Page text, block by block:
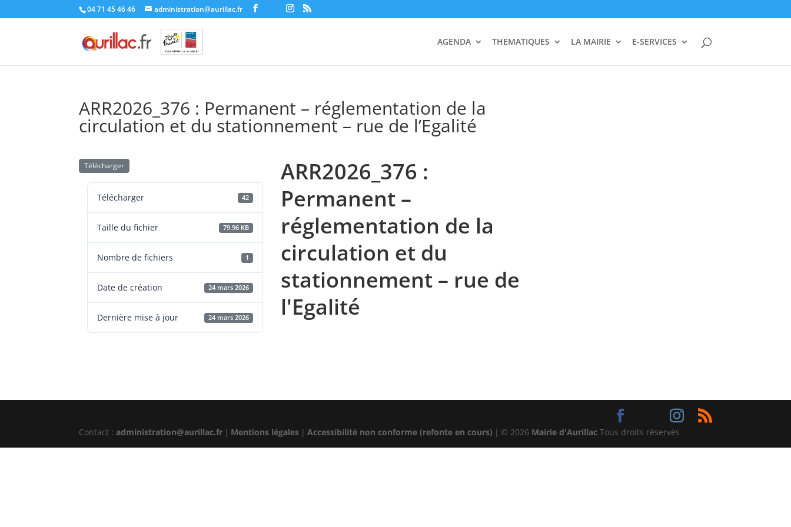
04 71 45 46 46 administration@aurillac.fr
AGENDA THEMATIQUES LA MAIRIE E-SERVICES
ARR2026_376 : Permanent – réglementation de la
circulation et du stationnement – rue de l’Egalité
Télécharger
Télécharger 42
Taille du fichier 79.96 KB
Nombre de fichiers 1
Date de création 24 mars 2026
Dernière mise à jour 24 mars 2026
ARR2026_376 :
Permanent –
réglementation de la
circulation et du
stationnement – rue de
l'Egalité
Contact :administration@aurillac.fr | Mentions légales | Accessibilité non conforme (refonte en cours) | © 2026 Mairie d'Aurillac Tous droits réservés